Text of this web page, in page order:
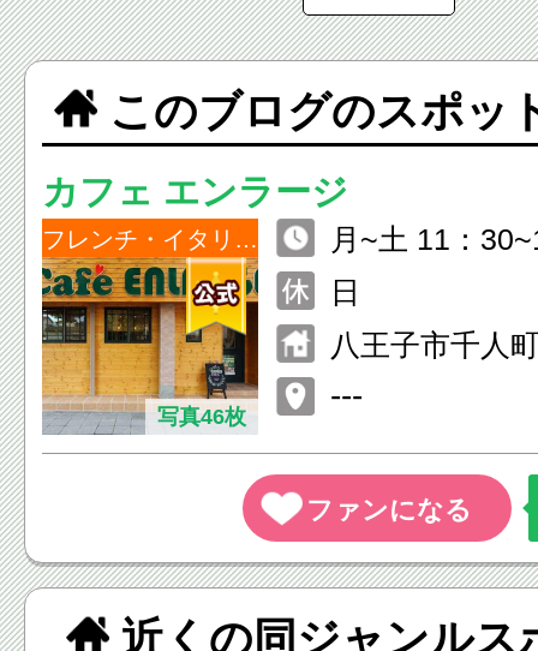
だ...
このブログのスポッ
カフェ エンラージ
フレンチ・イタリアン
写真46枚
月~土 11：
日
八王子市千人
---
近くの同ジャンルス